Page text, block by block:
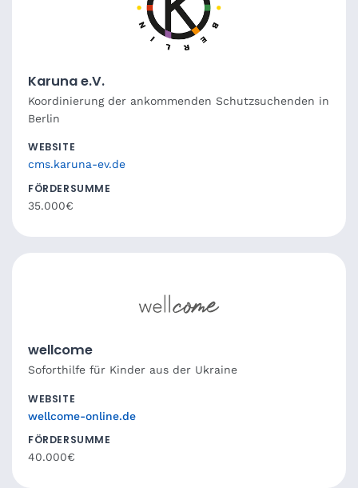
Karuna e.V.
Koordinierung der ankommenden Schutzsuchenden in
Berlin
WEBSITE
cms.karuna-ev.de
FÖRDERSUMME
35.000€
wellcome
Soforthilfe für Kinder aus der Ukraine
WEBSITE
wellcome-online.de
FÖRDERSUMME
40.000€